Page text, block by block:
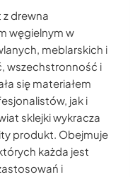
drewna
węgielnym w
meblarskich i
wszechstronność i
się materiałem
jak i
sklejki wykracza
produkt. Obejmuje
każda jest
i